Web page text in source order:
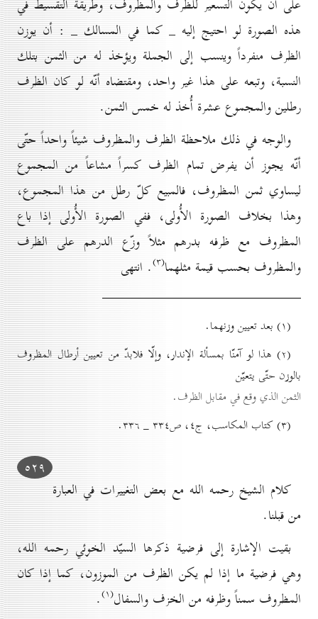
على أن يكون التسعير للظرف والمظروف، وطريقة التقسيط في
هذه الصورة لو احتيج إليه _ كما في المسالك _ : أن يوزن
الظرف منفرداً وينسب إلى الجملة ويؤخذ له من الثمن بتلك
النسبة، وتبعه على هذا غير واحد، ومقتضاه أنّه لو كان الظرف
رطلين والمجموع عشرة أُخذ له خمس الثمن.
والوجه في ذلك ملاحظة الظرف والمظروف شيئاً واحداً حتّى
أنّه يجوز أن يفرض تمام الظرف كسراً مشاعاً من المجموع
ليساوي ثمن المظروف، فالمبيع كلّ رطل من هذا المجموع،
وهذا بخلاف الصورة الأُولى، ففي الصورة الأُولی إذا باع
المظروف مع ظرفه بدرهم مثلاً وزّع الدرهم على الظرف
والمظروف بحسب قيمة مثلهما(۳) . انتهى
(۱) بعد تعيين وزنهما.
(۲) هذا لو آمنّا بمسألة الإندار، وإلّا فلابدّ من تعيين أرطال المظروف
بالوزن حتّى يتعيّن
الثمن الذي وقع في مقابل الظرف.
(۳) کتاب المكاسب، ج٤، ص۳۳٤ _ ۳۳٦.
٥۲۹
كلام الشيخ رحمه الله مع بعض التغييرات في العبارة
من قبلنا.
بقيت الإشارة إلى فرضية ذكرها السيّد الخوئي رحمه الله،
وهي فرضية ما إذا لم يكن الظرف من الموزون، كما إذا كان
المظروف سمناً وظرفه من الخزف والسفال(۱) .